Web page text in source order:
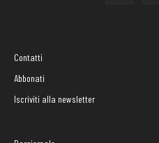
Contatti
Abbonati
Iscriviti alla newsletter